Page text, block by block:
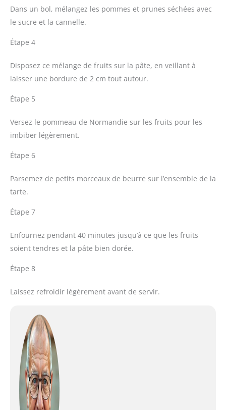
Dans un bol, mélangez les pommes et prunes séchées avec
le sucre et la cannelle.
Étape 4
Disposez ce mélange de fruits sur la pâte, en veillant à
laisser une bordure de 2 cm tout autour.
Étape 5
Versez le pommeau de Normandie sur les fruits pour les
imbiber légèrement.
Étape 6
Parsemez de petits morceaux de beurre sur l’ensemble de la
tarte.
Étape 7
Enfournez pendant 40 minutes jusqu’à ce que les fruits
soient tendres et la pâte bien dorée.
Étape 8
Laissez refroidir légèrement avant de servir.